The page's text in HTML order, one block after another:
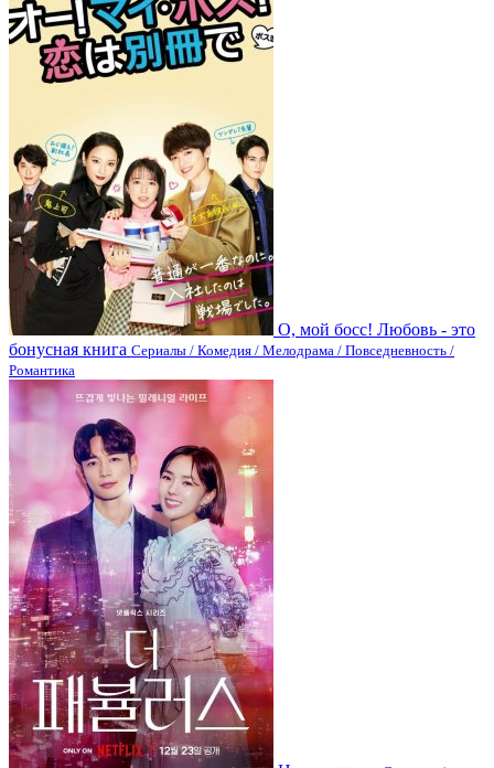
О, мой босс! Любовь - это
бонусная книга Сериалы / Комедия / Мелодрама / Повседневность /
Романтика